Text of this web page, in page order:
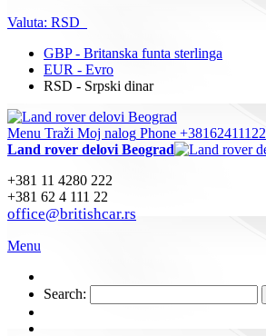
Valuta: RSD
GBP - Britanska funta sterlinga
EUR - Evro
RSD - Srpski dinar
Menu Traži Moj nalog Phone +38162411122
Land rover delovi Beograd
+381 11 4280 222
+381 62 4 111 22
office@britishcar.rs
Menu
Search: